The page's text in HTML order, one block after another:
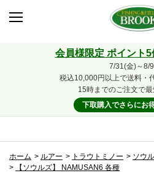
会員様限定 ポイント5
7/31(金)～8/
税込10,000円以上で送料・
15時までのご注文で
下取購入でさらにお
ホーム > ルアー > トラウトミノー > ソウ
>
【ソウルズ】 NAMUSAN6 各種